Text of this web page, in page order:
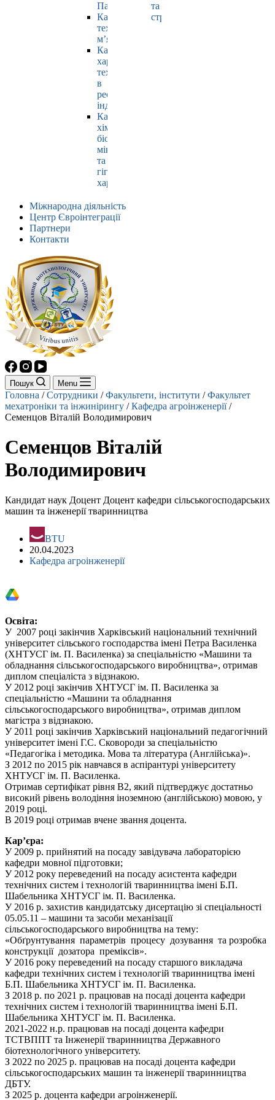
Павлюк
Кафедра
технології
м’яса
Кафедра
харчових
технологій
в
ресторанній
індустрії
Кафедра
хімії,
біохімії,
мікробіології
та
гігієни
харчування
та
страхування
Міжнародна діяльність
Центр Євроінтеграції
Партнери
Контакти
Пошук Menu
Головна /Сотрудники /Факультети, інститути /Факультет
мехатроніки та інжинірингу /Кафедра агроінженерії/
Семенцов Віталій Володимирович
Семенцов Віталій
Володимирович
Кандидат наук Доцент Доцент кафедри сільськогосподарських
машин та інженерії тваринництва
BTU
20.04.2023
Кафедра агроінженерії
Освіта:
У 2007 році закінчив Харківський національний технічний
університет сільського господарства імені Петра Василенка
(ХНТУСГ ім. П. Василенка) за спеціальністю «Машини та
обладнання сільськогосподарського виробництва», отримав
диплом спеціаліста з відзнакою.
У 2012 році закінчив ХНТУСГ ім. П. Василенка за
спеціальністю «Машини та обладнання
сільськогосподарського виробництва», отримав диплом
магістра з відзнакою.
У 2011 році закінчив Харківський національний педагогічний
університет імені Г.С. Сковороди за спеціальністю
«Педагогіка і методика. Мова та література (Англійська)».
З 2012 по 2015 рік навчався в аспірантурі університету
ХНТУСГ ім. П. Василенка.
Отримав сертифікат рівня B2, який підтверджує достатньо
високий рівень володіння іноземною (англійською) мовою, у
2019 році.
В 2019 році отримав вчене звання доцента.
Кар’єра:
У 2009 р. прийнятий на посаду завідувача лабораторією
кафедри мовної підготовки;
У 2012 року переведений на посаду асистента кафедри
технічних систем і технологій тваринництва імені Б.П.
Шабельника ХНТУСГ ім. П. Василенка.
У 2016 р. захистив кандидатську дисертацію зі спеціальності
05.05.11 – машини та засоби механізації
сільськогосподарського виробництва на тему:
«Обґрунтування параметрів процесу дозування та розробка
конструкції дозатора преміксів».
У 2016 року переведений на посаду старшого викладача
кафедри технічних систем і технологій тваринництва імені
Б.П. Шабельника ХНТУСГ ім. П. Василенка.
З 2018 р. по 2021 р. працював на посаді доцента кафедри
технічних систем і технологій тваринництва імені Б.П.
Шабельника ХНТУСГ ім. П. Василенка.
2021-2022 н.р. працював на посаді доцента кафедри
ТСТВППТ та Інженерії тваринництва Державного
біотехнологічного університету.
З 2022 по 2025 р. працював на посаді доцента кафедри
сільськогосподарських машин та інженерії тваринництва
ДБТУ.
З 2025 р. доцента кафедри агроінженерії.